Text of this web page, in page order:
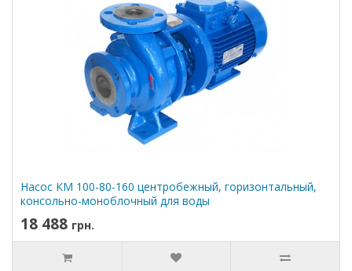
Насос КМ 100-80-160 центробежный, горизонтальный,
консольно-моноблочный для воды
18 488 грн.